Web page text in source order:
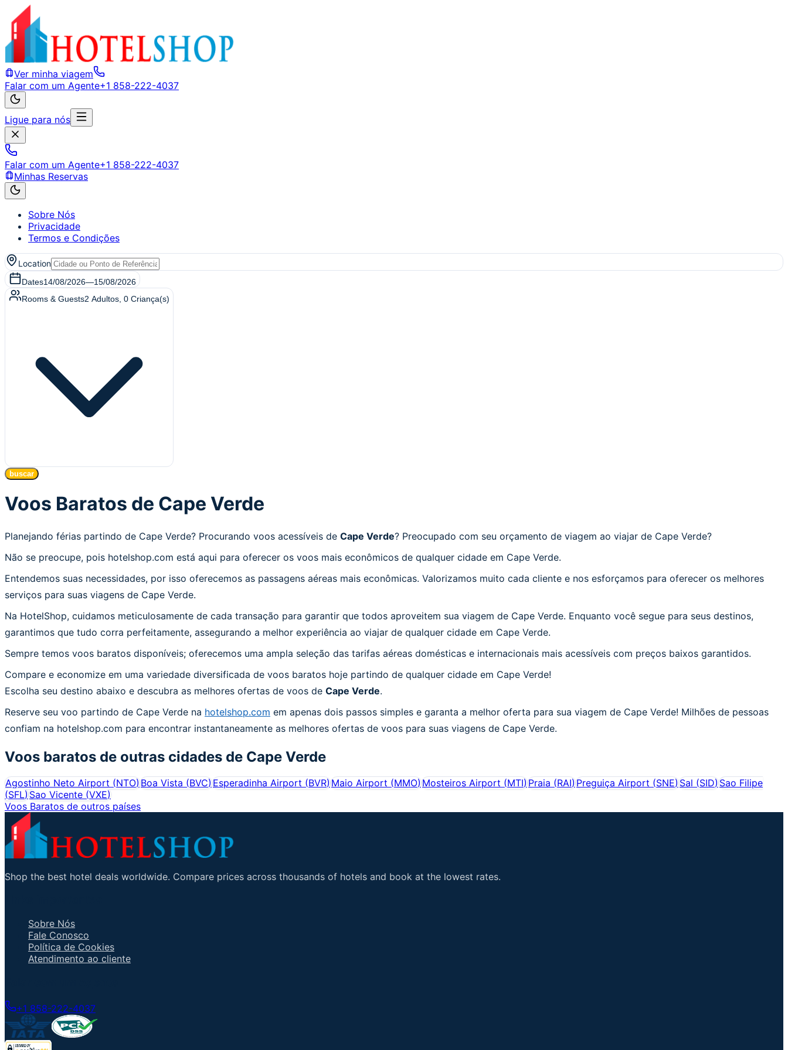
Ver minha viagem
Falar com um Agente+1 858-222-4037
Ligue para nós
Falar com um Agente+1 858-222-4037
Minhas Reservas
Sobre Nós
Privacidade
Termos e Condições
Location
Dates14/08/2026—15/08/2026
Rooms & Guests2 Adultos 0 Criança(s)
buscar
Voos Baratos de Cape Verde
Planejando férias partindo de Cape Verde? Procurando voos acessíveis de Cape Verde? Preocupado com seu orçamento de viagem ao viajar de Cape Verde?
Não se preocupe, pois hotelshop.com está aqui para oferecer os voos mais econômicos de qualquer cidade em Cape Verde.
Entendemos suas necessidades, por isso oferecemos as passagens aéreas mais econômicas. Valorizamos muito cada cliente e nos esforçamos para oferecer os melhores
serviços para suas viagens de Cape Verde.
Na HotelShop, cuidamos meticulosamente de cada transação para garantir que todos aproveitem sua viagem de Cape Verde. Enquanto você segue para seus destinos,
garantimos que tudo corra perfeitamente, assegurando a melhor experiência ao viajar de qualquer cidade em Cape Verde.
Sempre temos voos baratos disponíveis; oferecemos uma ampla seleção das tarifas aéreas domésticas e internacionais mais acessíveis com preços baixos garantidos.
Compare e economize em uma variedade diversificada de voos baratos hoje partindo de qualquer cidade em Cape Verde!
Escolha seu destino abaixo e descubra as melhores ofertas de voos de Cape Verde.
Reserve seu voo partindo de Cape Verde na hotelshop.com em apenas dois passos simples e garanta a melhor oferta para sua viagem de Cape Verde! Milhões de pessoas
confiam na hotelshop.com para encontrar instantaneamente as melhores ofertas de voos para suas viagens de Cape Verde.
Voos baratos de outras cidades de Cape Verde
Agostinho Neto Airport (NTO)Boa Vista (BVC)Esperadinha Airport (BVR)Maio Airport (MMO)Mosteiros Airport (MTI)Praia (RAI)Preguiça Airport (SNE)Sal (SID)Sao Filipe
(SFL)Sao Vicente (VXE)
Voos Baratos de outros países
Shop the best hotel deals worldwide. Compare prices across thousands of hotels and book at the lowest rates.
Sobre Nós
Fale Conosco
Política de Cookies
Atendimento ao cliente
+1 858-222-4037